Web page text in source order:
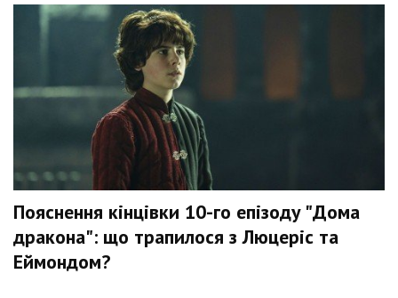
Пояснення кінцівки 10-го епізоду "Дома
дракона": що трапилося з Люцеріс та
Еймондом?